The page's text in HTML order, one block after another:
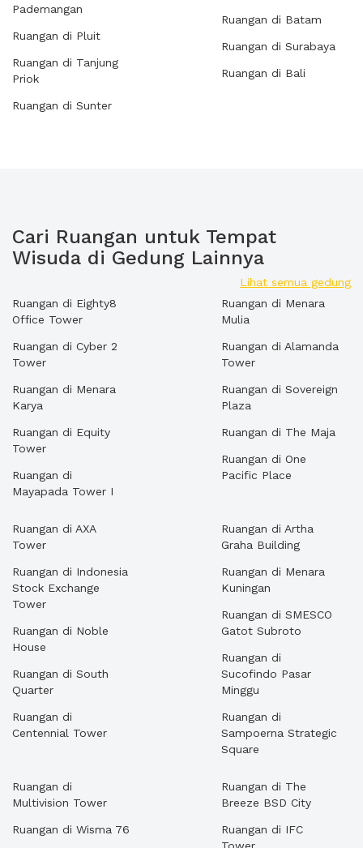
Pademangan
Ruangan di Pluit
Ruangan di Tanjung
Priok
Ruangan di Sunter
Ruangan di Batam
Ruangan di Surabaya
Ruangan di Bali
Cari Ruangan untuk Tempat
Wisuda di Gedung Lainnya
Lihat semua gedung
Ruangan di Eighty8
Office Tower
Ruangan di Cyber 2
Tower
Ruangan di Menara
Karya
Ruangan di Equity
Tower
Ruangan di
Mayapada Tower I
Ruangan di Menara
Mulia
Ruangan di Alamanda
Tower
Ruangan di Sovereign
Plaza
Ruangan di The Maja
Ruangan di One
Pacific Place
Ruangan di AXA
Tower
Ruangan di Indonesia
Stock Exchange
Tower
Ruangan di Noble
House
Ruangan di South
Quarter
Ruangan di
Centennial Tower
Ruangan di Artha
Graha Building
Ruangan di Menara
Kuningan
Ruangan di SMESCO
Gatot Subroto
Ruangan di
Sucofindo Pasar
Minggu
Ruangan di
Sampoerna Strategic
Square
Ruangan di
Multivision Tower
Ruangan di Wisma 76
Ruangan di The
Breeze BSD City
Ruangan di IFC